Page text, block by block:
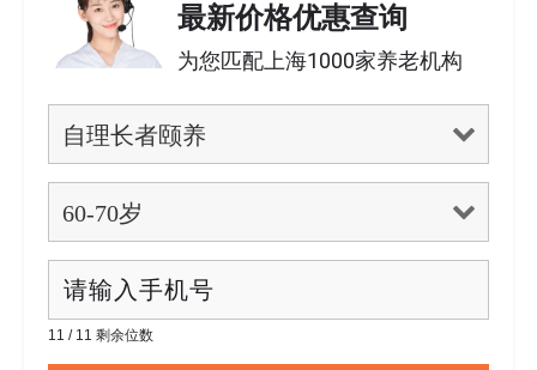
最新价格优惠查询
为您匹配上海1000家养老机构
11 / 11 剩余位数